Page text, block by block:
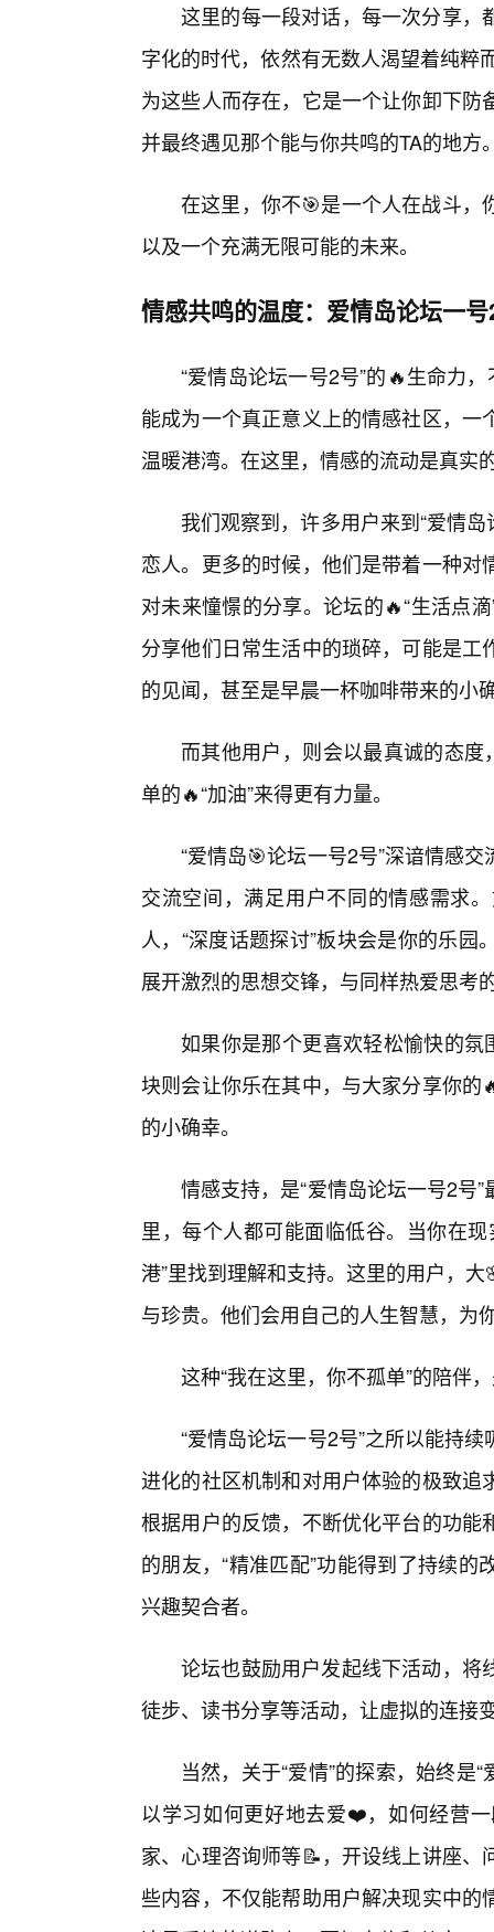
这里的每一段对话，每一次分享，
字化的时代，依然有无数人渴望着纯粹
为这些人而存在，它是一个让你卸下
并最终遇见那个能与你共鸣的TA的地方
在这里，你不🎯是一个人在战斗，
以及一个充满无限可能的未来。
情感共鸣的温度：爱情岛论坛一
“爱情岛论坛一号2号”的🔥生命力
能成为一个真正意义上的情感社区，
温暖港湾。在这里，情感的流动是真实
我们观察到，许多用户来到“爱情
恋人。更多的时候，他们是带着一种
对未来憧憬的分享。论坛的🔥“生活点
分享他们日常生活中的琐碎，可能是
的见闻，甚至是早晨一杯咖啡带来的小
而其他用户，则会以最真诚的态度
单的🔥“加油”来得更有力量。
“爱情岛🎯论坛一号2号”深谙情感
交流空间，满足用户不同的情感需求
人，“深度话题探讨”板块会是你的乐
展开激烈的思想交锋，与同样热爱思考
如果你是那个更喜欢轻松愉快的氛
块则会让你乐在其中，与大家分享你
的小确幸。
情感支持，是“爱情岛论坛一号2号
里，每个人都可能面临低谷。当你在
港”里找到理解和支持。这里的用户，
与珍贵。他们会用自己的人生智慧，为
这种“我在这里，你不孤单”的陪伴
“爱情岛论坛一号2号”之所以能持
进化的社区机制和对用户体验的极致
根据用户的反馈，不断优化平台的功
的朋友，“精准匹配”功能得到了持续
兴趣契合者。
论坛也鼓励用户发起线下活动，将
徒步、读书分享等活动，让虚拟的连接
当然，关于“爱情”的探索，始终是
以学习如何更好地去爱❤️，如何经营
家、心理咨询师等📝，开设线上讲座
些内容，不仅能帮助用户解决现实中